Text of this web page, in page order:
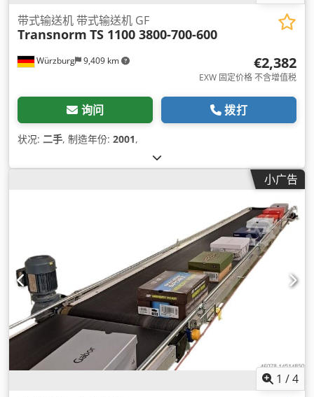
Würzburg 9,409 km
带式输送机 带式输送机 GF
Transnorm TS 1100 3800-700-600
€2,382
EXW 固定价格 不含增值税
询问 拨打
状况: 二手, 制造年份: 2001,
小广告
1 /4